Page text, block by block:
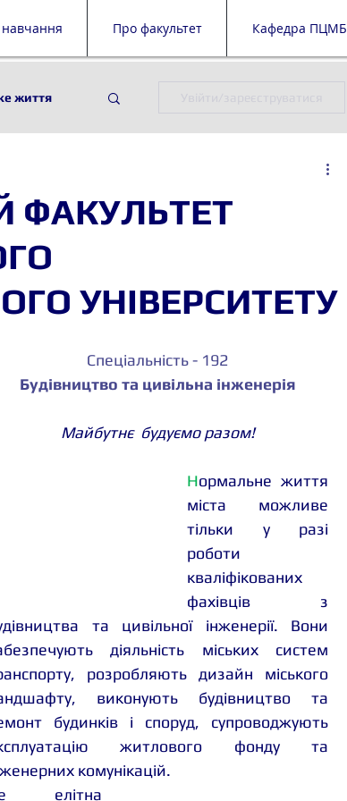
Про факультет Кафедра ПЦМБ
життя
ФАКУЛЬТЕТ
УНІВЕРСИТЕТУ
Спеціальність - 192
Будівництво та цивільна інженерія
Майбутнє будуємо разом!
Нормальне життя
міста можливе
тільки у разі
роботи
кваліфікованих
фахівців з
та цивільної інженерії. Вони
діяльність міських систем
розробляють дизайн міського
виконують будівництво та
будинків і споруд, супроводжують
житлового фонду та
комунікацій.
елітна